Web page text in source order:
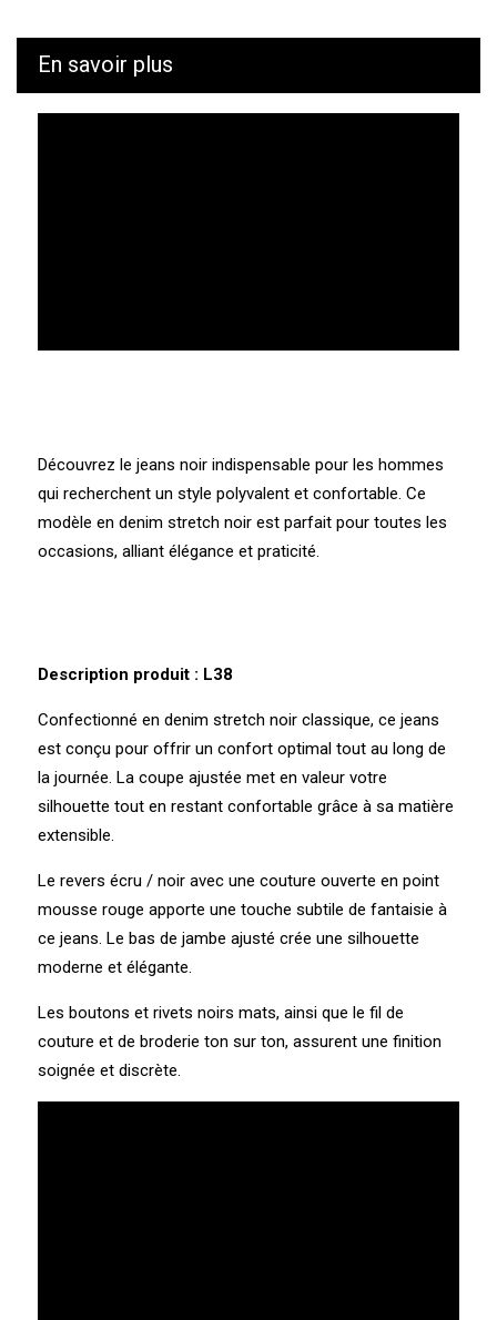
CUB est le plus vigilant possible durant tout le processus
connaissons les valeurs et l’écosystème des usines et
En savoir plus
Découvrez le jeans noir indispensable pour les hommes
qui recherchent un style polyvalent et confortable. Ce
modèle en denim stretch noir est parfait pour toutes les
occasions, alliant élégance et praticité.
Description produit : L38
Confectionné en denim stretch noir classique, ce jeans
est conçu pour offrir un confort optimal tout au long de
la journée. La coupe ajustée met en valeur votre
silhouette tout en restant confortable grâce à sa matière
extensible.
Le revers écru / noir avec une couture ouverte en point
mousse rouge apporte une touche subtile de fantaisie à
ce jeans. Le bas de jambe ajusté crée une silhouette
moderne et élégante.
Les boutons et rivets noirs mats, ainsi que le fil de
couture et de broderie ton sur ton, assurent une finition
soignée et discrète.